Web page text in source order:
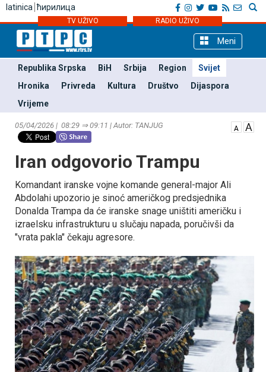
latinica ћирилица
TV UŽIVO RADIO UŽIVO
Meni
Republika Srpska BiH Srbija Region
Svijet
Hronika
Privreda Kultura Društvo
Dijaspora
Vrijeme
05/04/2026 | 08:29 ⇒ 09:11 | Autor: TANЈUG
Iran odgovorio Trampu
Komandant iranske vojne komande general-major Ali
Abdolahi upozorio je sinoć američkog predsjednika
Donalda Trampa da će iranske snage uništiti američku i
izraelsku infrastrukturu u slučaju napada, poručivši da
"vrata pakla" čekaju agresore.